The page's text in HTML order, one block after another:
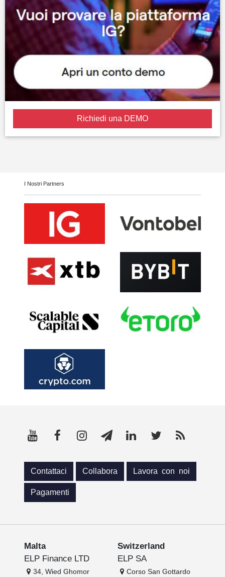
Richiedi una DEMO
I Nostri Partners
Contattaci Collabora Lavora con noi
Pagamenti
Malta
ELP Finance LTD
34, Wied Ghomor
Switzerland
ELP SA
Corso San Gottardo